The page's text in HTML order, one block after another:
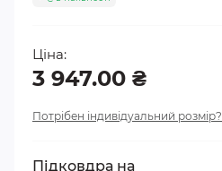
Ціна:
3 947.00 ₴
Потрібен індивідуальний розмір?
Підковдра на